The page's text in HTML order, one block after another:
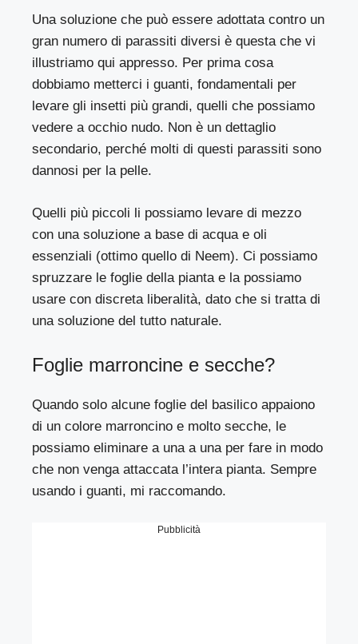
Una soluzione che può essere adottata contro un
gran numero di parassiti diversi è questa che vi
illustriamo qui appresso. Per prima cosa
dobbiamo metterci i guanti, fondamentali per
levare gli insetti più grandi, quelli che possiamo
vedere a occhio nudo. Non è un dettaglio
secondario, perché molti di questi parassiti sono
dannosi per la pelle.
Quelli più piccoli li possiamo levare di mezzo
con una soluzione a base di acqua e oli
essenziali (ottimo quello di Neem). Ci possiamo
spruzzare le foglie della pianta e la possiamo
usare con discreta liberalità, dato che si tratta di
una soluzione del tutto naturale.
Foglie marroncine e secche?
Quando solo alcune foglie del basilico appaiono
di un colore marroncino e molto secche, le
possiamo eliminare a una a una per fare in modo
che non venga attaccata l’intera pianta. Sempre
usando i guanti, mi raccomando.
Pubblicità